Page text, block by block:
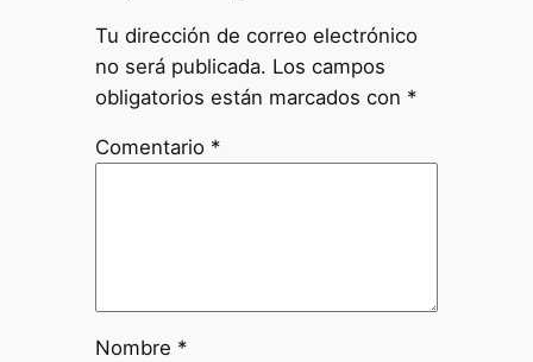
Tu dirección de correo electrónico
no será publicada. Los campos
obligatorios están marcados con *
Comentario *
Nombre *